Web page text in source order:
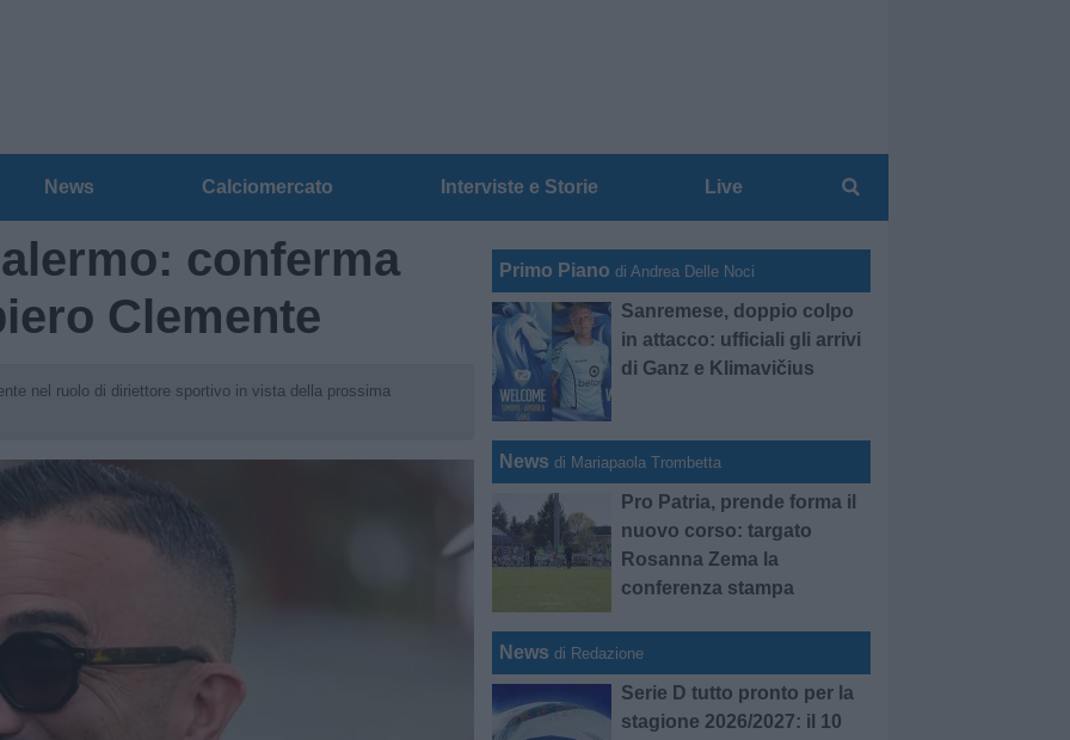
News Calciomercato Interviste e Storie Live
conferma
Clemente
nel ruolo di diriettore sportivo in vista della prossima
Primo Piano di Andrea Delle Noci
Sanremese, doppio colpo
in attacco: ufficiali gli arrivi
di Ganz e Klimavičius
News di Mariapaola Trombetta
Pro Patria, prende forma il
nuovo corso: targato
Rosanna Zema la
conferenza stampa
News di Redazione
Serie D tutto pronto per la
stagione 2026/2027: il 10